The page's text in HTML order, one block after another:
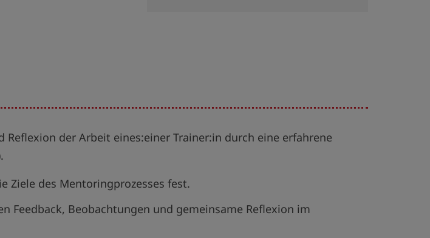
der Arbeit eines:einer Trainer:in durch eine erfahrene
Ziele des Mentoringprozesses fest.
Feedback, Beobachtungen und gemeinsame Reflexion im